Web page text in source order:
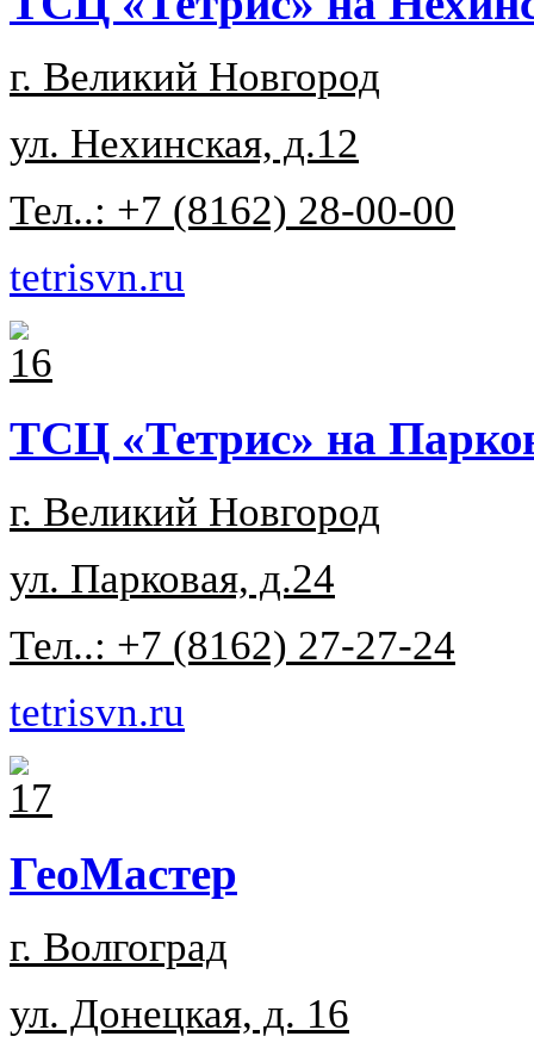
г. Великий Новгород
ул. Нехинская, д.12
Тел..: +7 (8162) 28-00-00
tetrisvn.ru
ТСЦ «Тетрис» на
г. Великий Новгород
ул. Парковая, д.24
Тел..: +7 (8162) 27-27-24
tetrisvn.ru
ГеоМастер
г. Волгоград
ул. Донецкая, д. 16